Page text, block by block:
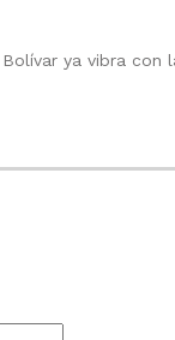
ya vibra